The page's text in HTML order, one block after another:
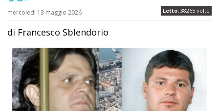
Letto: 38265 volte
mercoledì 13 maggio 2026
di Francesco Sblendorio